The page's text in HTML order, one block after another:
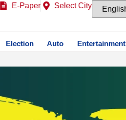
E-Paper Select City
Election Auto Entertainment